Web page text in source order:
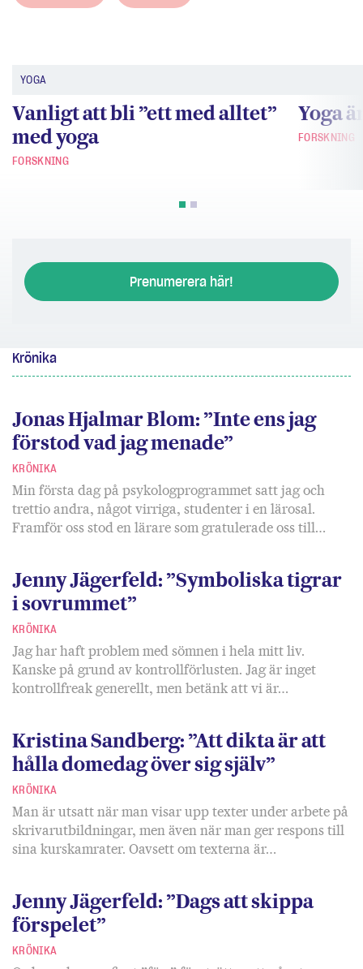
YOGA
Vanligt att bli ”ett med alltet”
med yoga
FORSKNING
Yoga
FORSKNING
Prenumerera här!
Krönika
Jonas Hjalmar Blom: ”Inte ens jag
förstod vad jag menade”
KRÖNIKA
Min första dag på psykologprogrammet satt jag och
trettio andra, något virriga, studenter i en lärosal.
Framför oss stod en lärare som gratulerade oss till…
Jenny Jägerfeld: ”Symboliska tigrar
i sovrummet”
KRÖNIKA
Jag har haft problem med sömnen i hela mitt liv.
Kanske på grund av kontrollförlusten. Jag är inget
kontrollfreak generellt, men betänk att vi är…
Kristina Sandberg: ”Att dikta är att
hålla domedag över sig själv”
KRÖNIKA
Man är utsatt när man visar upp texter under arbete på
skrivarutbildningar, men även när man ger respons till
sina kurskamrater. Oavsett om texterna är…
Jenny Jägerfeld: ”Dags att skippa
förspelet”
KRÖNIKA